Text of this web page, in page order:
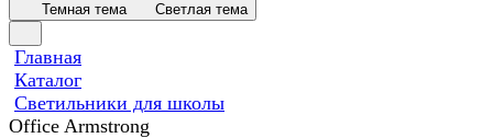
Темная тема Светлая тема
Главная
Каталог
Светильники для школы
Office Armstrong